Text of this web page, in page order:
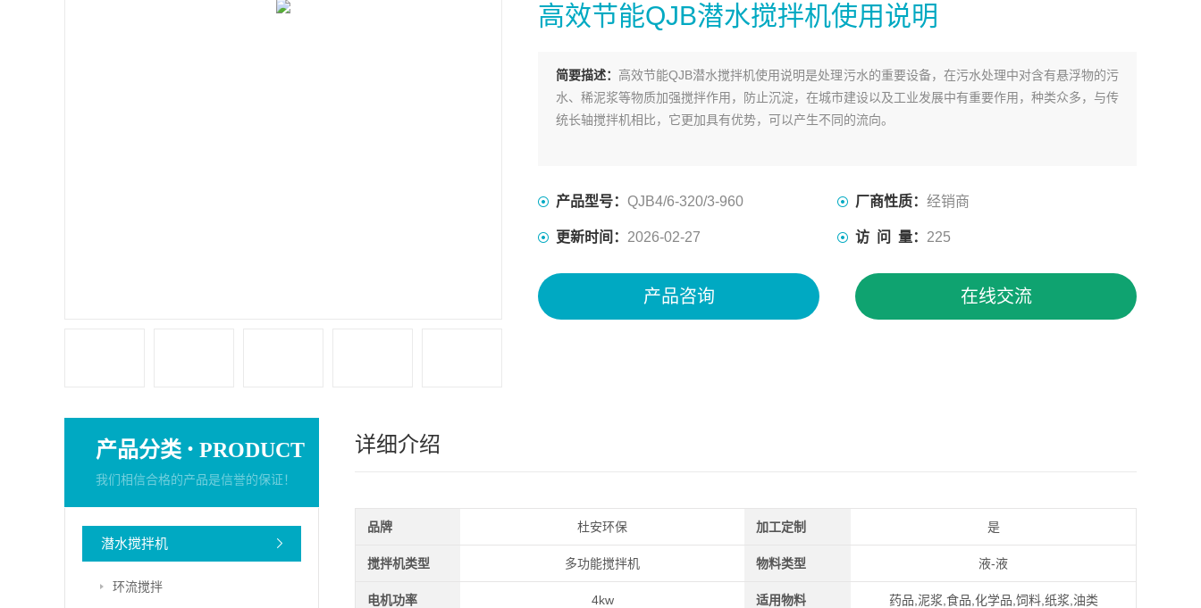
高效节能QJB潜水搅拌机使用说明
简要描述： 高效节能QJB潜水搅拌机使用说明是处理污水的重要设备，在污水处理中对含有悬浮物的污
水、稀泥浆等物质加强搅拌作用，防止沉淀，在城市建设以及工业发展中有重要作用，种类众多，与传
统长轴搅拌机相比，它更加具有优势，可以产生不同的流向。
产品型号： QJB4/6-320/3-960 厂商性质： 经销商
更新时间： 2026-02-27 访 问 量： 225
产品咨询 在线交流
产品分类 · PRODUCT
我们相信合格的产品是信誉的保证！
潜水搅拌机
环流搅拌
详细介绍
品牌 杜安环保 加工定制 是
搅拌机类型 多功能搅拌机 物料类型 液-液
电机功率 4kw 适用物料 药品,泥浆,食品,化学品,饲料,纸浆,油类